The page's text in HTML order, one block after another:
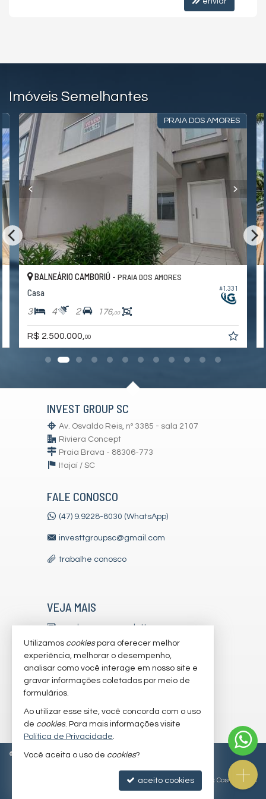
Imóveis Semelhantes
PRAIA DOS AMORES
#1.331
BALNEÁRIO CAMBORIÚ - PRAIA DOS AMORES
Casa
3 4 2 176,00
R$ 2.500.000, 00
INVEST GROUP SC
Av. Osvaldo Reis, nº 3385 - sala 2107
Riviera Concept
Praia Brava - 88306-773
Itajaí / SC
FALE CONOSCO
(47) 9.9228-8030 (WhatsApp)
investtgroupsc@gmail.com
trabalhe conosco
VEJA MAIS
receba nosso newsletter
indicadores financeiros
cadastre seu imóvel
imóveis favoritos
mapa de imóveis
© 2026 CRECI/SC 7179-J Política de Privacidade
Site para imobiliárias: Castel Digital
Utilizamos cookiespara oferecer melhor
experiência, melhorar o desempenho,
analisar como você interage em nosso site e
gravar informações coletadas por meio de
formulários.
Ao utilizar esse site, você concorda com o uso
de cookies. Para mais informações visite
Política de Privacidade.
Você aceita o uso de cookies?
aceito cookies